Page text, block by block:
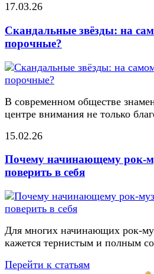
17.03.26
Скандальные звёзды: на
порочные?
В современном обществе
центре внимания не только
15.02.26
Почему начинающему рок-
поверить в себя
Для многих начинающих рок-
кажется тернистым и полным
Перейти к статьям